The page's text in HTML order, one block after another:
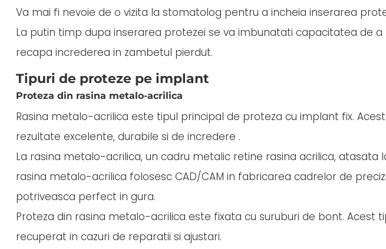
Va mai fi nevoie de o vizita la stomatolog pentru a incheia inserarea
La putin timp dupa inserarea protezei se va imbunatati capacitatea de a
recapa increderea in zambetul pierdut.
Tipuri de proteze pe implant
Proteza din rasina metalo-acrilica
Rasina metalo-acrilica este tipul principal de proteza cu implant fix.
rezultate excelente, durabile si de incredere .
La rasina metalo-acrilica, un cadru metalic retine rasina acrilica, atasata
rasina metalo-acrilica folosesc CAD/CAM in fabricarea cadrelor de
potriveasca perfect in gura.
Proteza din rasina metalo-acrilica este fixata cu suruburi de bont. Acest
recuperat in cazuri de reparatii si ajustari.